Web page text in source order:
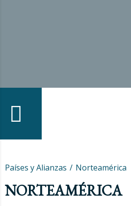
Países y Alianzas Norteamérica
NORTEAMÉRICA